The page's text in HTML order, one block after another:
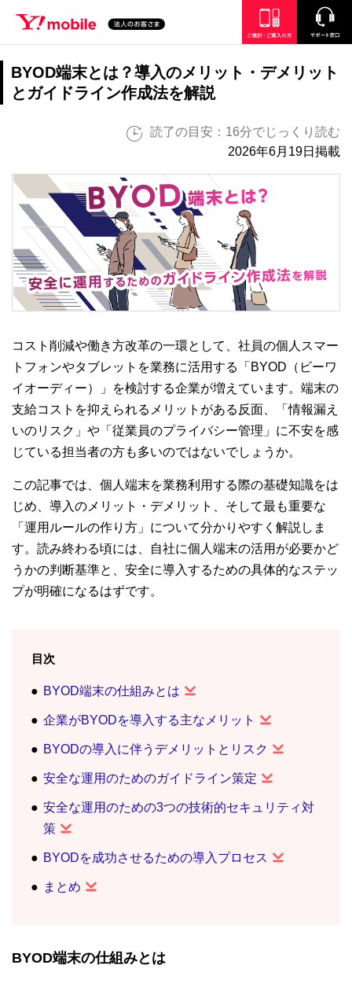
SEARCH
BYOD端末とは？導入のメリット・デメリット
とガイドライン作成法を解説
読了の目安：16分でじっくり読む
2026年6月19日掲載
コスト削減や働き方改革の一環として、社員の個人スマー
トフォンやタブレットを業務に活用する「BYOD（ビーワ
イオーディー）」を検討する企業が増えています。端末の
支給コストを抑えられるメリットがある反面、「情報漏え
いのリスク」や「従業員のプライバシー管理」に不安を感
じている担当者の方も多いのではないでしょうか。
この記事では、個人端末を業務利用する際の基礎知識をは
じめ、導入のメリット・デメリット、そして最も重要な
「運用ルールの作り方」について分かりやすく解説しま
す。読み終わる頃には、自社に個人端末の活用が必要かど
うかの判断基準と、安全に導入するための具体的なステッ
プが明確になるはずです。
目次
BYOD端末の仕組みとは
企業がBYODを導入する主なメリット
BYODの導入に伴うデメリットとリスク
安全な運用のためのガイドライン策定
安全な運用のための3つの技術的セキュリティ対
策
BYODを成功させるための導入プロセス
まとめ
BYOD端末の仕組みとは